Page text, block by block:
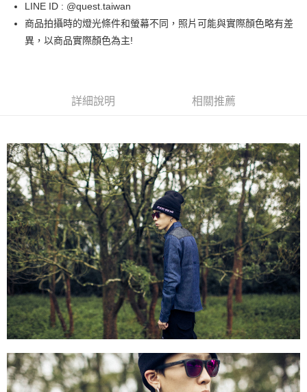
運送方式
每筆NT$80，滿NT$1,000(含以上)免運費
宅配(自取)
免運費
付款後門市自取
免運費
LINE ID : @quest.taiwan
商品拍攝時的燈光條件和螢幕不同，照片可能與實際顏色略有差
異，以商品實際顏色為主!
詳細說明 相關推薦